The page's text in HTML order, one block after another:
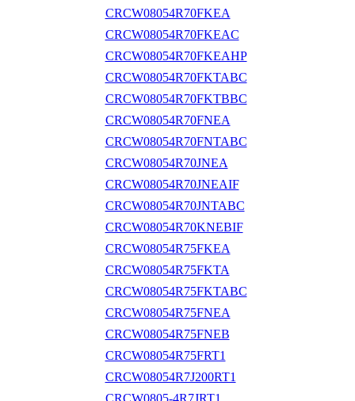
CRCW08054R70FKEA
CRCW08054R70FKEAC
CRCW08054R70FKEAHP
CRCW08054R70FKTABC
CRCW08054R70FKTBBC
CRCW08054R70FNEA
CRCW08054R70FNTABC
CRCW08054R70JNEA
CRCW08054R70JNEAIF
CRCW08054R70JNTABC
CRCW08054R70KNEBIF
CRCW08054R75FKEA
CRCW08054R75FKTA
CRCW08054R75FKTABC
CRCW08054R75FNEA
CRCW08054R75FNEB
CRCW08054R75FRT1
CRCW08054R7J200RT1
CRCW0805-4R7JRT1